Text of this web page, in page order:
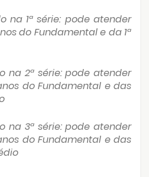
na 1ª série: pode atender
do Fundamental e da 1ª
na 2ª série: pode atender
do Fundamental e das
na 3ª série: pode atender
do Fundamental e das